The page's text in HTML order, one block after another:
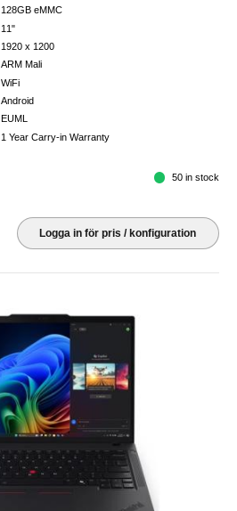
128GB eMMC
11"
1920 x 1200
ARM Mali
WiFi
Android
EUML
1 Year Carry-in Warranty
50 in stock
Logga in för pris / konfiguration